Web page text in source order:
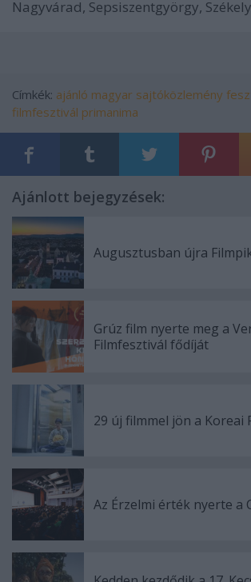
Nagyvárad, Sepsiszentgyörgy,
Címkék: ajánló magyar sajtóközlemény
filmfesztivál primanima
Ajánlott bejegyzések:
Augusztusban újra
Grúz film nyerte meg a
Filmfesztivál fődíját
29 új filmmel jön a Koreai
Az Érzelmi érték nyerte a